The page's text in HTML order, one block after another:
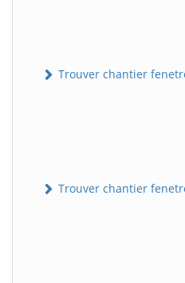
Trouver chantier
Trouver chantier